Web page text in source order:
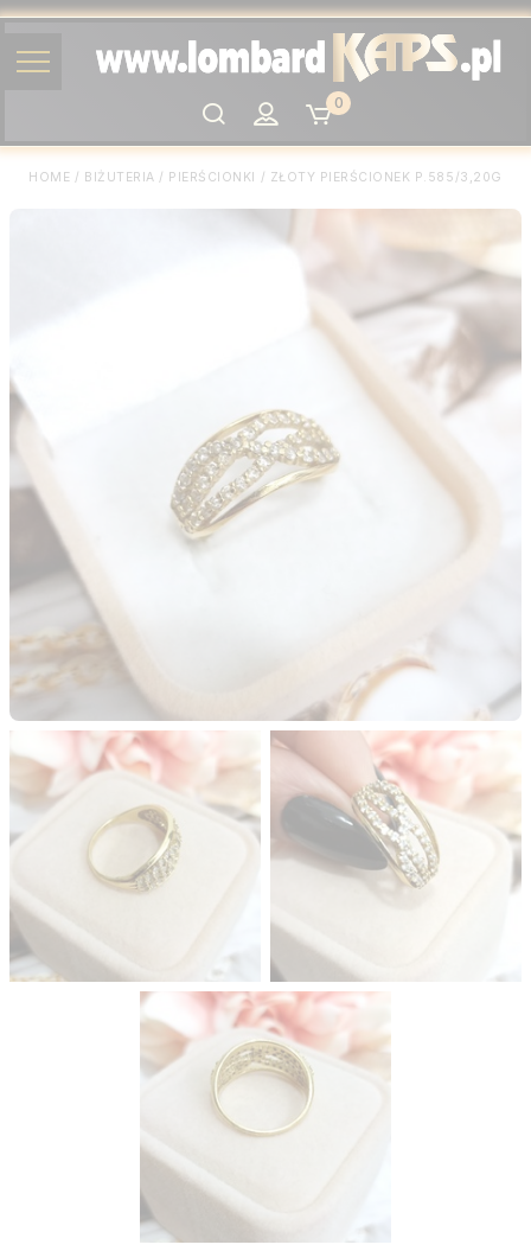
Szukaj
0
HOME / BIŻUTERIA / PIERŚCIONKI / ZŁOTY PIERŚCIONEK P.585/3,20G